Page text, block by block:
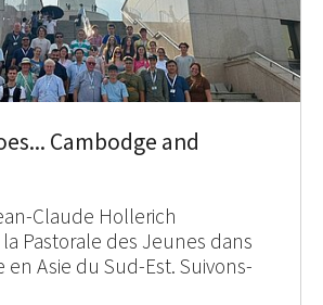
Cambodge and
Claude Hollerich
Pastorale des Jeunes dans
en Asie du Sud-Est. Suivons-